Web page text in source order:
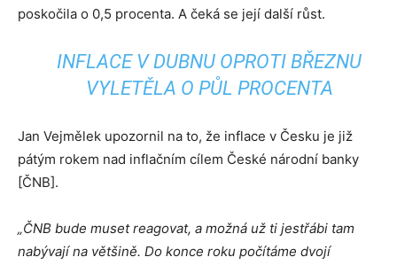
poskočila o 0,5 procenta. A čeká se její další růst.
INFLACE V DUBNU OPROTI BŘEZNU
VYLETĚLA O PŮL PROCENTA
Jan Vejmělek upozornil na to, že inflace v Česku je již
pátým rokem nad inflačním cílem České národní banky
[ČNB].
„ČNB bude muset reagovat, a možná už ti jestřábi tam
nabývají na většině. Do konce roku počítáme dvojí